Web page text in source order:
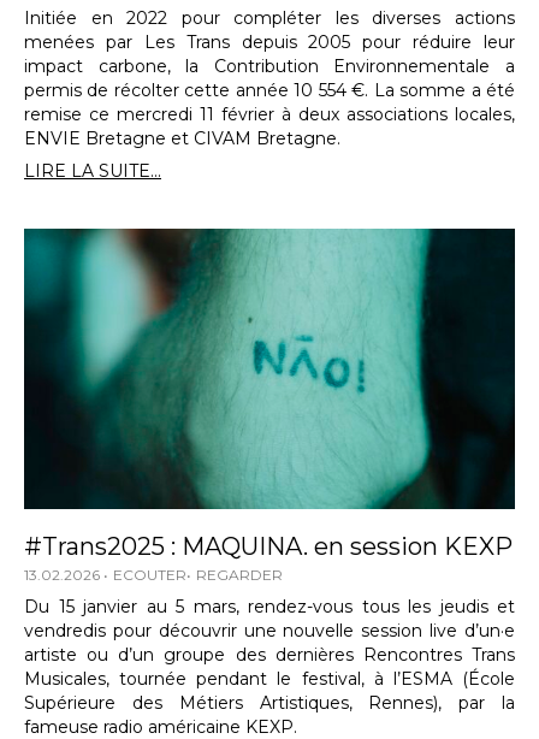
Initiée en 2022 pour compléter les diverses actions
menées par Les Trans depuis 2005 pour réduire leur
impact carbone, la Contribution Environnementale a
permis de récolter cette année 10 554 €. La somme a été
remise ce mercredi 11 février à deux associations locales,
ENVIE Bretagne et CIVAM Bretagne.
LIRE LA SUITE...
#Trans2025 : MAQUINA. en session KEXP
13.02.2026 ECOUTER REGARDER
Du 15 janvier au 5 mars, rendez-vous tous les jeudis et
vendredis pour découvrir une nouvelle session live d’un·e
artiste ou d’un groupe des dernières Rencontres Trans
Musicales, tournée pendant le festival, à l’ESMA (École
Supérieure des Métiers Artistiques, Rennes), par la
fameuse radio américaine KEXP.